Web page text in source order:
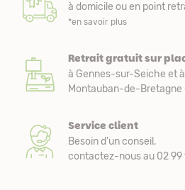
à domicile ou en point
*en savoir plus
Retrait gratuit sur
à Gennes-sur-Seiche et à
Montauban-de-Bretagne
Service client
Besoin d’un conseil,
contactez-nous au 02 99